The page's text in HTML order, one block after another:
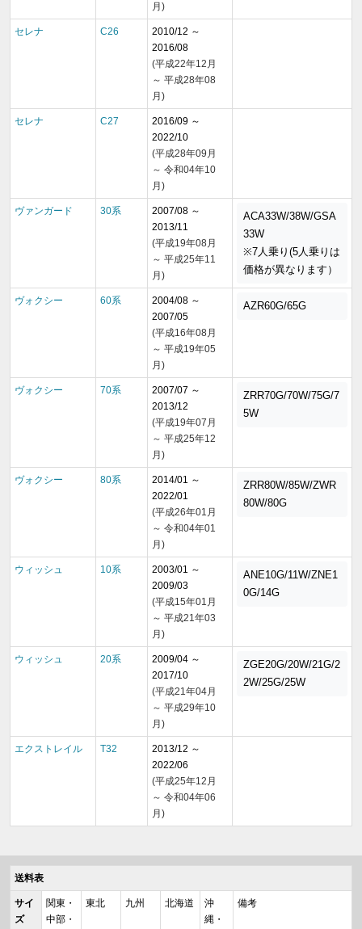
月)
セレナ C26
2010/12 ～
2016/08
(平成22年12月
～ 平成28年08
月)
セレナ C27
2016/09 ～
2022/10
(平成28年09月
～ 令和04年10
月)
ヴァンガード 30系
2007/08 ～
2013/11
(平成19年08月
～ 平成25年11
月)
ACA33W/38W/GSA
33W
※7人乗り(5人乗りは
価格が異なります）
ヴォクシー 60系
2004/08 ～
2007/05
(平成16年08月
～ 平成19年05
月)
AZR60G/65G
ヴォクシー 70系
2007/07 ～
2013/12
(平成19年07月
～ 平成25年12
月)
ZRR70G/70W/75G/7
5W
ヴォクシー 80系
2014/01 ～
2022/01
(平成26年01月
～ 令和04年01
月)
ZRR80W/85W/ZWR
80W/80G
ウィッシュ 10系
2003/01 ～
2009/03
(平成15年01月
～ 平成21年03
月)
ANE10G/11W/ZNE1
0G/14G
ウィッシュ 20系
2009/04 ～
2017/10
(平成21年04月
～ 平成29年10
月)
ZGE20G/20W/21G/2
2W/25G/25W
エクストレイル T32
2013/12 ～
2022/06
(平成25年12月
～ 令和04年06
月)
送料表
サイ
ズ
関東・
中部・
東北 九州 北海道
沖
縄・
備考